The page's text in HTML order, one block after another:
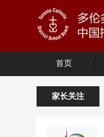
首页
家长关注